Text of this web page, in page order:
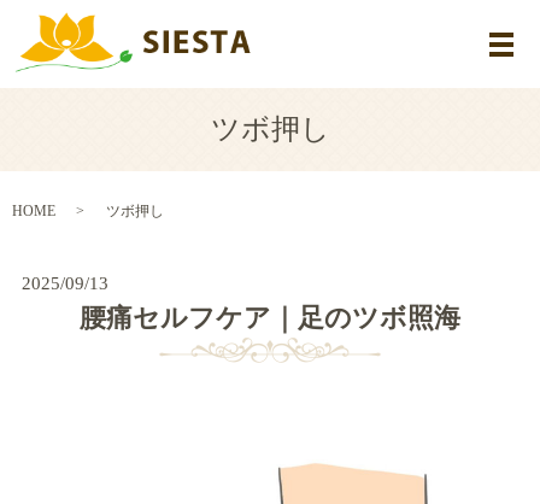
メ
ツボ押し
HOME ツボ押し
2025/09/13
腰痛セルフケア｜足のツボ照海